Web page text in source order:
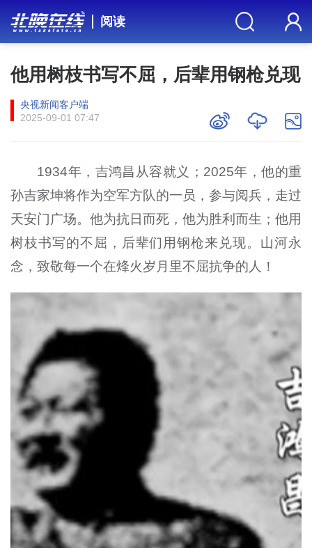
阅读
他用树枝书写不屈，后辈用钢枪兑现
央视新闻客户端
2025-09-01 07:47
1934年，吉鸿昌从容就义；2025年，他的重
孙吉家坤将作为空军方队的一员，参与阅兵，走过
天安门广场。他为抗日而死，他为胜利而生；他用
树枝书写的不屈，后辈们用钢枪来兑现。山河永
念，致敬每一个在烽火岁月里不屈抗争的人！